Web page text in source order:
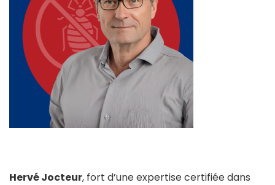
Hervé Jocteur, fort d’une expertise certifiée dans